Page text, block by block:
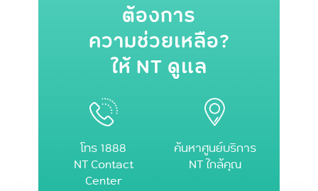
ต้องการ
ความช่วยเหลือ?
ให้ NT ดูแล
โทร 1888
NT Contact
Center
ค้นหาศูนย์บริการ
NT ใกล้คุณ